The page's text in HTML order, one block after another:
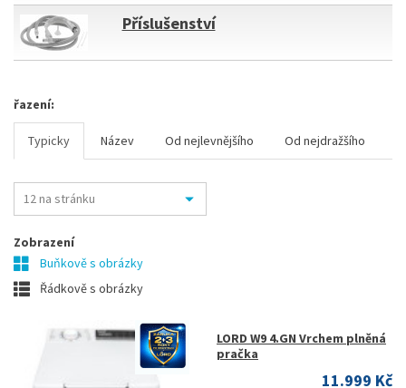
Příslušenství
řazení:
Typicky Název Od nejlevnějšího Od nejdražšího
Zobrazení
Buňkově s obrázky
Řádkově s obrázky
LORD W9 4.GN Vrchem plněná
pračka
11.999 Kč